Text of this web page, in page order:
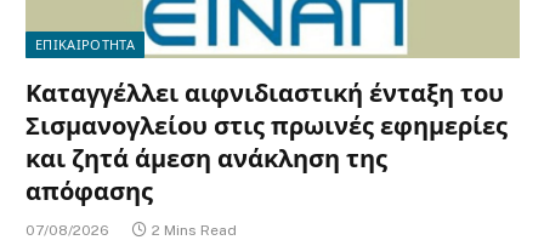
ΕΠΙΚΑΙΡΟΤΗΤΑ
Καταγγέλλει αιφνιδιαστική ένταξη του
Σισμανογλείου στις πρωινές εφημερίες
και ζητά άμεση ανάκληση της
απόφασης
07/08/2026 2 Mins Read